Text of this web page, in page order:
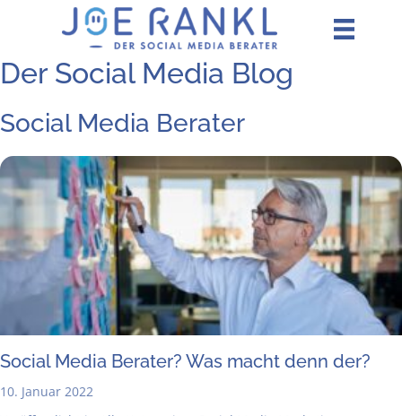
Der Social Media Blog
Social Media Berater
Social Media Bera­ter? Was macht denn der?
10. Januar 2022